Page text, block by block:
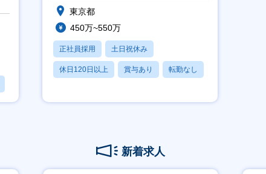
東京都
450万~550万
正社員採用 土日祝休み
休日120日以上 賞与あり 転勤なし
新着求人